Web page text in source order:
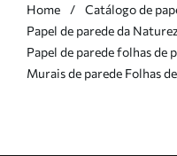
Home
Catálogo de
Papel de parede da
Papel de parede folhas de
Murais de parede Folhas